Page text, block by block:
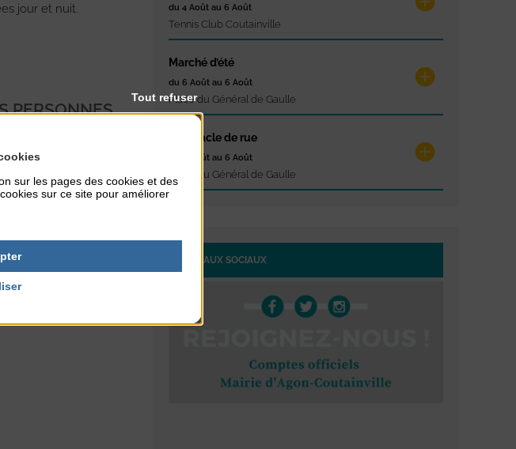
jour et nuit.
PERSONNES
Pour vous inscrire
25 juin, de 9h à 12h
Dès aujourd’hui, la
de fortes chaleurs.
depuis ce midi et ce
du 4 Août au 6 Août
Tennis Club Coutainville
Marché d’été
du 6 Août au 6 Août
Place du Général de Gaulle
Spectacle de rue
du 6 Août au 6 Août
Place du Général de Gaulle
RÉSEAUX SOCIAUX
sur les pages des cookies et des
sur ce site pour améliorer
Tout refuser